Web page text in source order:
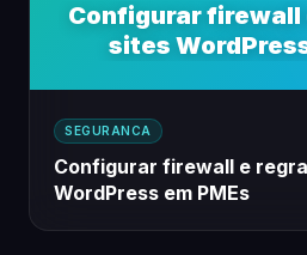
Configurar firewall
sites
SEGURANCA
Configurar firewall e
WordPress em PMEs